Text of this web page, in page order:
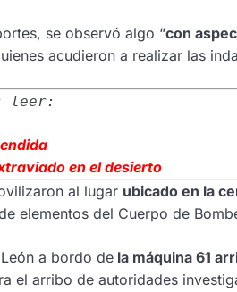
se observó algo “con
acudieron a realizar las
leer:
en el desierto
al lugar ubicado en la
elementos del Cuerpo de
a bordo de la máquina 61
el arribo de autoridades